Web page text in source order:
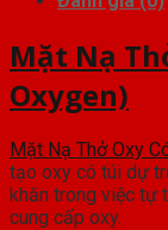
Mặt Nạ
Oxygen)
Mặt Nạ Thở Oxy
tạo oxy có túi dự
khăn trong việc tự
cung cấp oxy.